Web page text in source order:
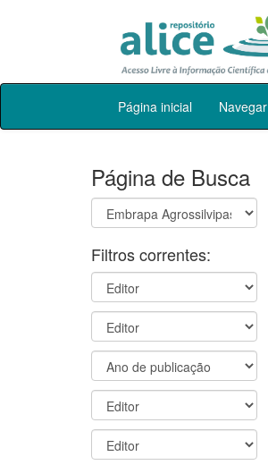
Skip
Página inicial Navegar
Página de Busca
Filtros correntes: